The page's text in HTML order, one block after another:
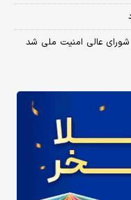
عالی امنیت ملی شد